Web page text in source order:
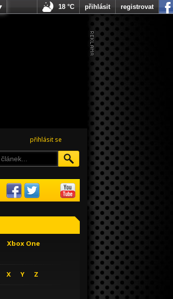
přihlásit se
Xbox One
X Y Z
18 °C přihlásit registrovat